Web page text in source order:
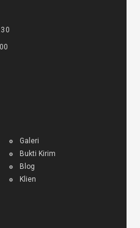
Galeri
Bukti Kirim
Blog
Klien